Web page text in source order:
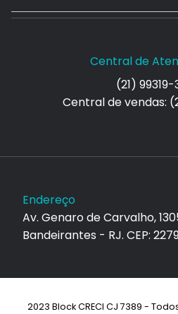
Central de
(21)
Central de vendas:
Endereço
Av. Genaro de Carvalho,
Bandeirantes - RJ. CEP:
2023 Block CRECI CJ 7389 -